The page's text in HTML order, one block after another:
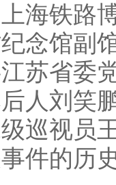
海铁路
念馆副
苏省委
人刘笑
巡视员
件的历